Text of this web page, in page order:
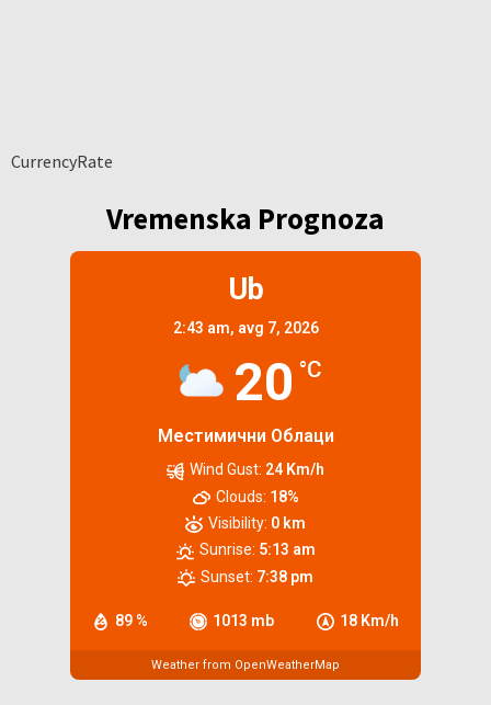
CurrencyRate
Vremenska Prognoza
Ub
2:43 am, avg 7, 2026
20 °C
Местимични Облаци
89 % 1013 mb 18 Km/h
Wind Gust: 24 Km/h
Clouds: 18%
Visibility: 0 km
Sunrise: 5:13 am
Sunset: 7:38 pm
Weather from OpenWeatherMap